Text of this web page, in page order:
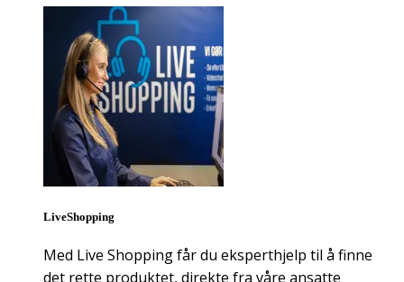
LiveShopping
Med Live Shopping får du eksperthjelp til å finne
det rette produktet, direkte fra våre ansatte